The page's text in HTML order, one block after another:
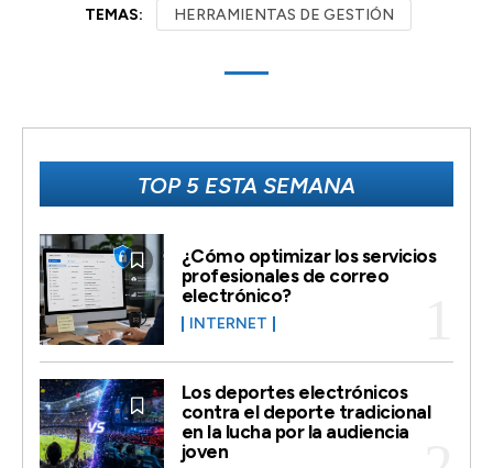
TEMAS: HERRAMIENTAS DE GESTIÓN
TOP 5 ESTA SEMANA
¿Cómo optimizar los servicios
profesionales de correo
electrónico?
INTERNET
Los deportes electrónicos
contra el deporte tradicional
en la lucha por la audiencia
joven